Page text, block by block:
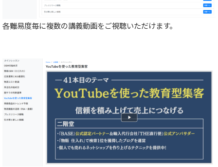
各難易度毎に複数の講義動画をご視聴いただけます。